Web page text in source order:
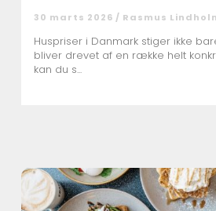
30 marts 2026 / Rasmus
Huspriser i Danmark stiger ikke
bliver drevet af en række helt
kan du s...